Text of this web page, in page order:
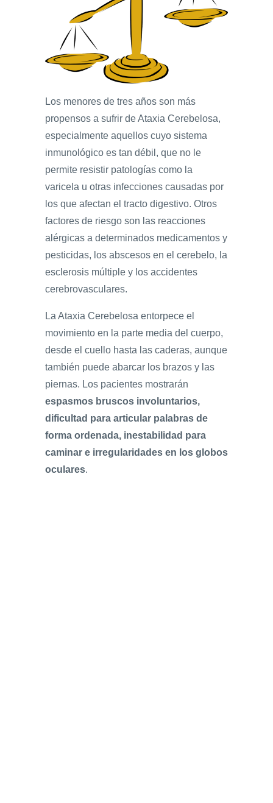
Los menores de tres años son más
propensos a sufrir de Ataxia Cerebelosa,
especialmente aquellos cuyo sistema
inmunológico es tan débil, que no le
permite resistir patologías como la
varicela u otras infecciones causadas por
los que afectan el tracto digestivo. Otros
factores de riesgo son las reacciones
alérgicas a determinados medicamentos y
pesticidas, los abscesos en el cerebelo, la
esclerosis múltiple y los accidentes
cerebrovasculares.
La Ataxia Cerebelosa entorpece el
movimiento en la parte media del cuerpo,
desde el cuello hasta las caderas, aunque
también puede abarcar los brazos y las
piernas. Los pacientes mostrarán
espasmos bruscos involuntarios,
dificultad para articular palabras de
forma ordenada, inestabilidad para
caminar e irregularidades en los globos
oculares.